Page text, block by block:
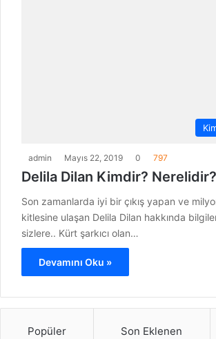
admin Mayıs 22, 2019 0 797
Delila Dilan Kimdir? Nerelidir?
Son zamanlarda iyi bir çıkış yapan ve
kitlesine ulaşan Delila Dilan hakkında
sizlere.. Kürt şarkıcı olan…
Devamını Oku »
Popüler Son Eklenen